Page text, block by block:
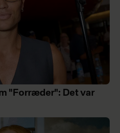
"Forræder": Det var